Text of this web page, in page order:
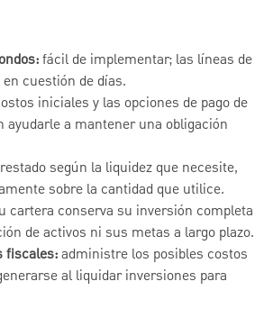
fácil de implementar; las líneas de
cuestión de días.
iniciales y las opciones de pago de
ayudarle a mantener una obligación
según la liquidez que necesite,
sobre la cantidad que utilice.
cartera conserva su inversión completa
de activos ni sus metas a largo plazo.
fiscales:administre los posibles costos
al liquidar inversiones para